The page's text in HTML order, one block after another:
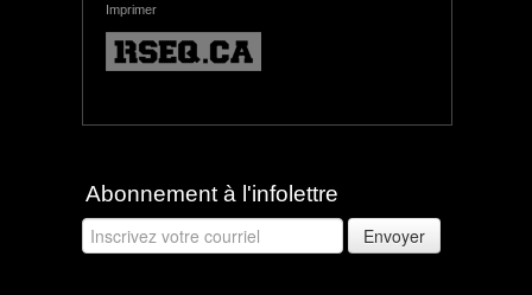
Imprimer
Abonnement à l'infolettre